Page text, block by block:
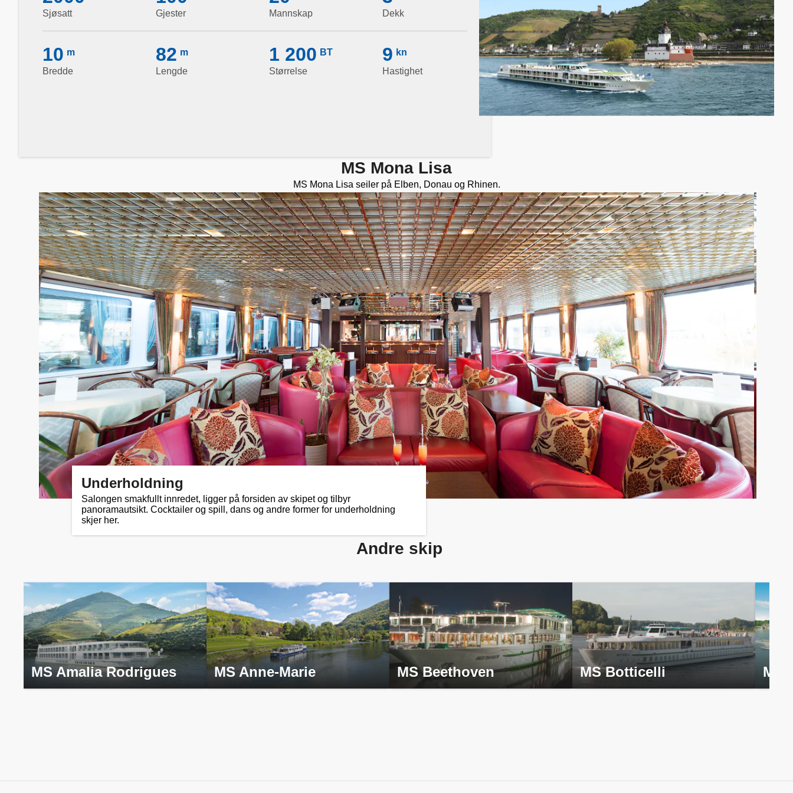
Sjøsatt Gjester Mannskap Dekk
Bredde
10 m
Lengde
82 m
Størrelse
1 200 BT
Hastighet
9 kn
MS Mona Lisa
MS Mona Lisa seiler på Elben, Donau og Rhinen.
Underholdning
Salongen smakfullt innredet, ligger på forsiden av skipet og tilbyr
panoramautsikt. Cocktailer og spill, dans og andre former for underholdning
skjer her.
Andre skip
MS Amalia Rodrigues MS Anne-Marie MS Beethoven MS Botticelli MS